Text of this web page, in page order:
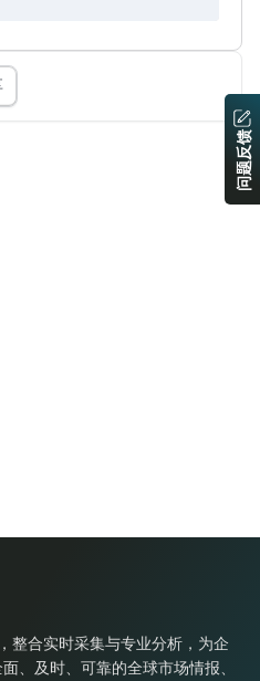
整合实时采集与专业分析，为企
、及时、可靠的全球市场情报、
问题反馈